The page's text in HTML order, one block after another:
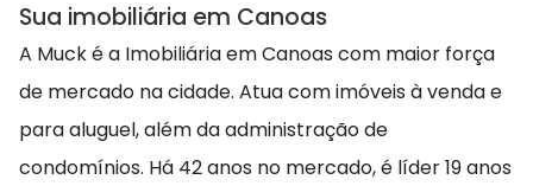
Sua imobiliária em Canoas
A Muck é a Imobiliária em Canoas com maior força
de mercado na cidade. Atua com imóveis à venda e
para aluguel, além da administração de
condomínios. Há 42 anos no mercado, é líder 19 anos